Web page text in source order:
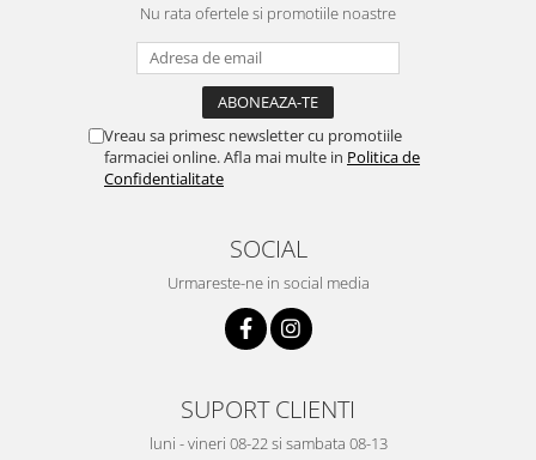
Nu rata ofertele si promotiile noastre
Vreau sa primesc newsletter cu promotiile
farmaciei online. Afla mai multe in Politica de
Confidentialitate
SOCIAL
Urmareste-ne in social media
SUPORT CLIENTI
luni - vineri 08-22 si sambata 08-13